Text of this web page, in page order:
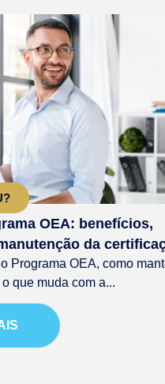
OEA: benefícios,
da
Programa OEA, como
que muda com a...